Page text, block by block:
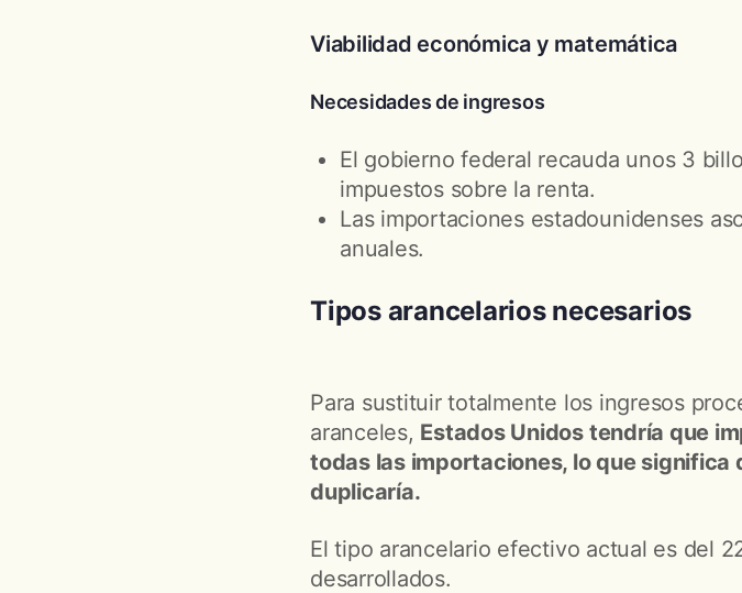
Viabilidad económica y matemática
Necesidades de ingresos
El gobierno federal recauda unos 3
impuestos sobre la renta.
Las importaciones estadounidenses
anuales.
Tipos arancelarios necesarios
Para sustituir totalmente los ingresos
aranceles, Estados Unidos tendría que
todas las importaciones, lo que
duplicaría.
El tipo arancelario efectivo actual es del
desarrollados.